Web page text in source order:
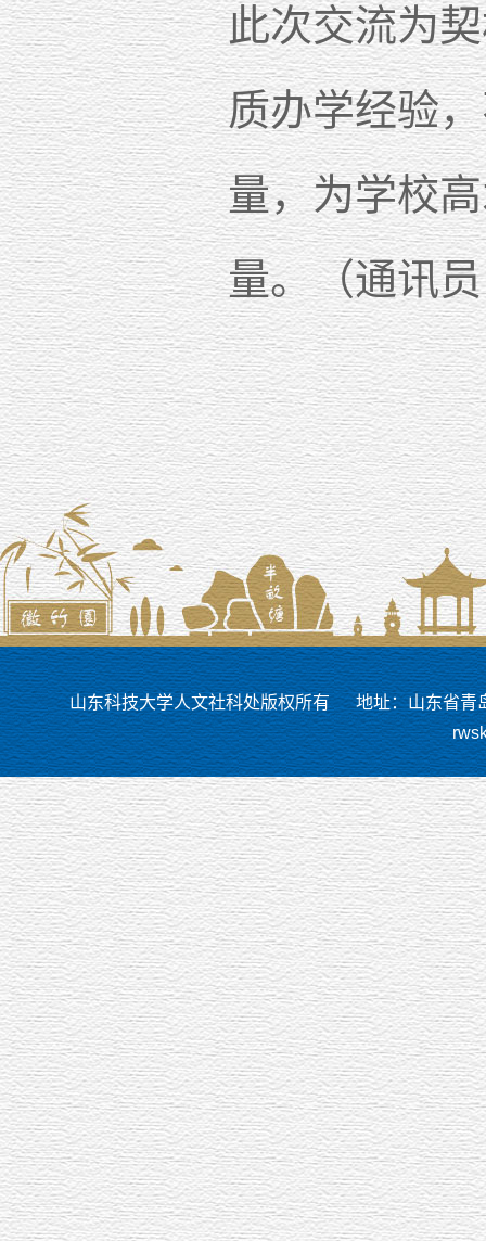
此次交流为
质办学经验
量，为学校
量。（通讯
山东科技大学人文社科处版权所有
地址：山东省